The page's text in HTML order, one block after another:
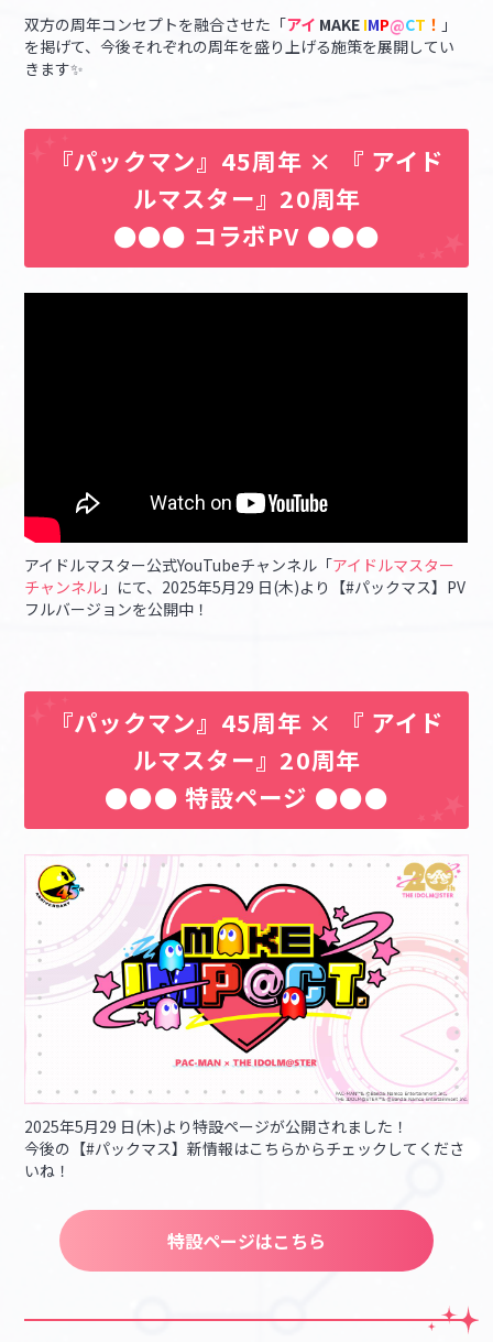
双方の周年コンセプトを融合させた「アイ MAKE IMP@CT ！ 」
を掲げて、今後それぞれの周年を盛り上げる施策を展開してい
きます✨
『パックマン』45周年 × 『 アイド
ルマスター』20周年
●●● コラボPV ●●●
アイドルマスター公式YouTubeチャンネル「アイドルマスター
チャンネル 」にて、2025年5月29 日(木)より【#パックマス】PV
フルバージョンを公開中！
『パックマン』45周年 × 『 アイド
ルマスター』20周年
●●● 特設ページ ●●●
2025年5月29 日(木)より特設ページが公開されました！
今後の【#パックマス】新情報はこちらからチェックしてくださ
いね！
特設ページはこちら